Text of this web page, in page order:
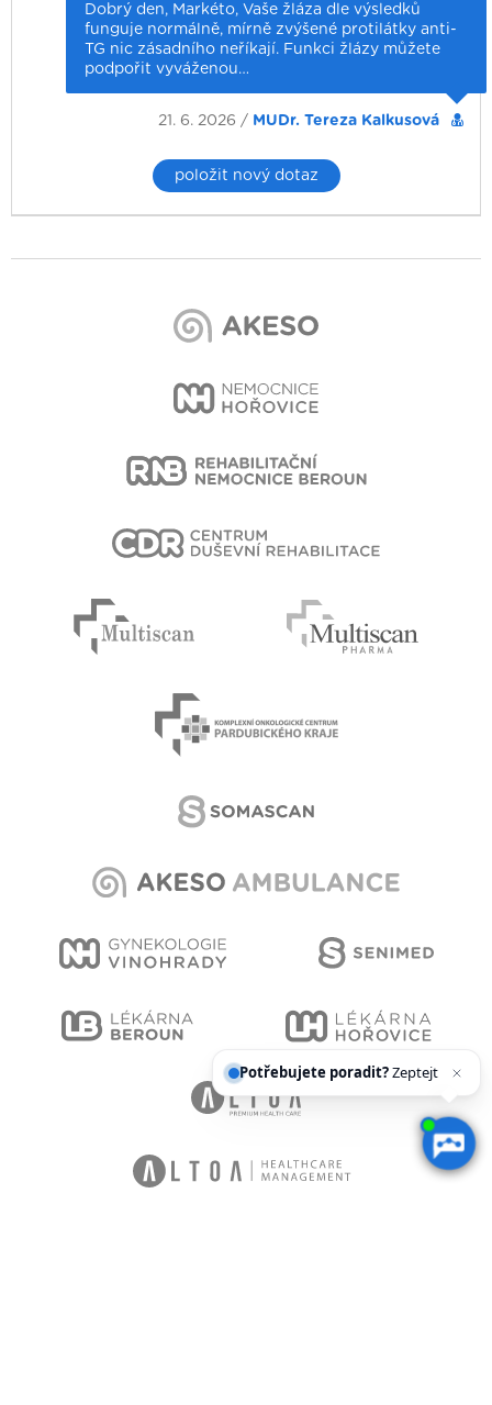
Dobrý den, Markéto, Vaše žláza dle výsledků
funguje normálně, mírně zvýšené protilátky anti-
TG nic zásadního neříkají. Funkci žlázy můžete
podpořit vyváženou…
21. 6. 2026 / MUDr. Tereza Kalkusová
položit nový dotaz
Potřebujete poradit? Zeptejte se naše